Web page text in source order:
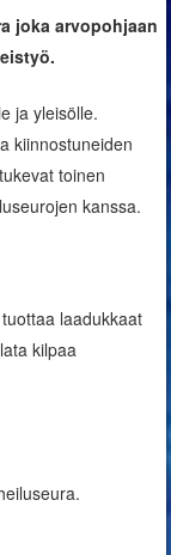
joka arvopohjaan
ja yleisölle.
kiinnostuneiden
toinen
kanssa.
laadukkaat
kilpaa